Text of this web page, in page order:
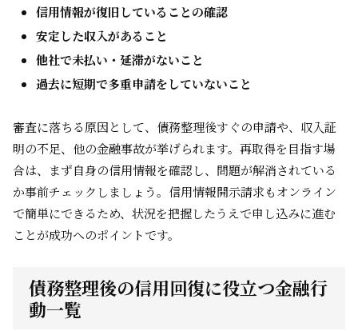
信用情報が復旧していることの確認
安定した収入があること
他社で未払い・延滞がないこと
過去に短期で多重申請をしていないこと
審査に落ちる原因として、債務整理後すぐの申請や、収入証
明の不足、他の金融事故が挙げられます。再取得を目指す場
合は、まず自身の信用情報を確認し、問題が解消されている
か事前チェックしましょう。信用情報開示請求もオンライン
で簡単にできるため、状況を把握したうえで申し込みに進む
ことが成功へのポイントです。
債務整理後の信用回復に役立つ金融行
動一覧